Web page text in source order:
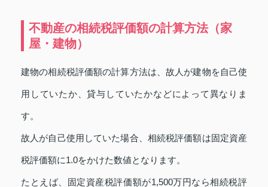
不動産の相続税評価額の計算方法（家
屋・建物）
建物の相続税評価額の計算方法は、故人が建物を自己使
用していたか、貸与していたかなどによって異なりま
す。
故人が自己使用していた場合、相続税評価額は固定資産
税評価額に1.0をかけた数値となります。
たとえば、固定資産税評価額が1,500万円なら相続税評